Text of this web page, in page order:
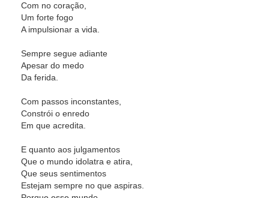
Com no coração,
Um forte fogo
A impulsionar a vida.
Sempre segue adiante
Apesar do medo
Da ferida.
Com passos inconstantes,
Constrói o enredo
Em que acredita.
E quanto aos julgamentos
Que o mundo idolatra e atira,
Que seus sentimentos
Estejam sempre no que aspiras.